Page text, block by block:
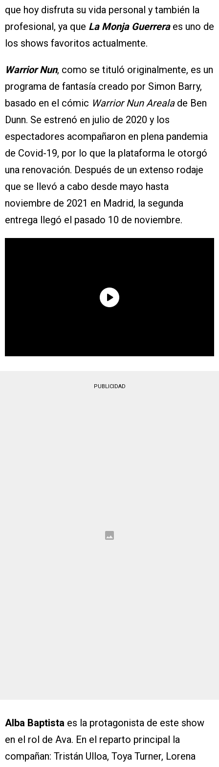
que hoy disfruta su vida personal y también la
profesional, ya que La Monja Guerreraes uno de
los shows favoritos actualmente.
Warrior Nun, como se tituló originalmente, es un
programa de fantasía creado por Simon Barry,
basado en el cómic Warrior Nun Areala de Ben
Dunn. Se estrenó en julio de 2020 y los
espectadores acompañaron en plena pandemia
de Covid-19, por lo que la plataforma le otorgó
una renovación. Después de un extenso rodaje
que se llevó a cabo desde mayo hasta
noviembre de 2021 en Madrid, la segunda
entrega llegó el pasado 10 de noviembre.
PUBLICIDAD
Alba Baptista es la protagonista de este show
en el rol de Ava. En el reparto principal la
compañan: Tristán Ulloa, Toya Turner, Lorena